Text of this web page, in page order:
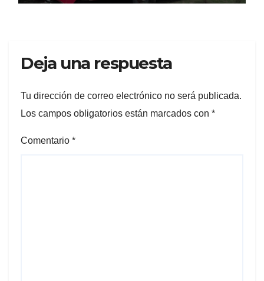
Deja una respuesta
Tu dirección de correo electrónico no será publicada.
Los campos obligatorios están marcados con *
Comentario *